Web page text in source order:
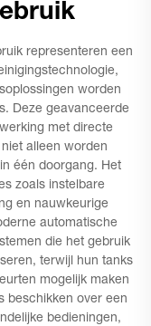
representeren een
worden
Deze geavanceerde
met directe
alleen worden
één doorgang. Het
zoals instelbare
en nauwkeurige
automatische
die het gebruik
terwijl hun tanks
mogelijk maken
beschikken over een
bedieningen,